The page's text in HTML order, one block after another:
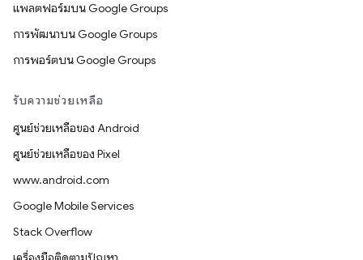
แพลตฟอร์มบน Google Groups
การพัฒนาบน Google Groups
การพอร์ตบน Google Groups
รับความช่วยเหลือ
ศูนย์ช่วยเหลือของ Android
ศูนย์ช่วยเหลือของ Pixel
www.android.com
Google Mobile Services
Stack Overflow